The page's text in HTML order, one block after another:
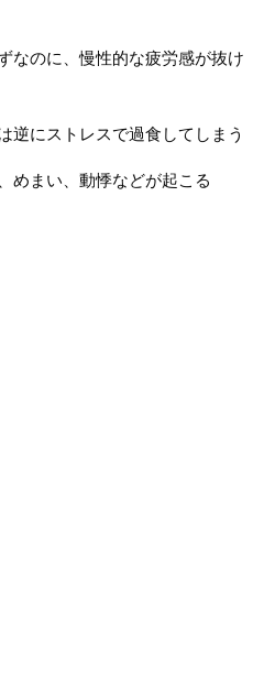
なのに、慢性的な疲労感が抜け
逆にストレスで過食してしまう
めまい、動悸などが起こる